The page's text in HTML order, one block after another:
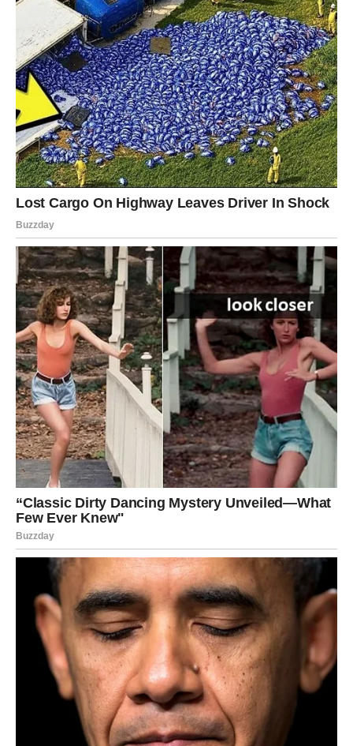
Ako ste dugo sumnjali u nečije emocije, sada više neće
biti mjesta za nesigurnost.
Sudbina vam pokazuje put prema pravoj
ljubavi
Pred vama su trenuci koje ćete dugo pamtiti.
ŠKORPIJA
Pred vama je veliki emotivni ili životni preokret.
Jedna istina sada vam potpuno mijenja pogled na osobu
ili situaciju iz prošlosti.
Sve što je bilo skriveno izlazi na vidjelo
Pred vama su veoma snažni trenuci.
STRIJELAC
Nova energija donosi vam neočekivane razgovore i
veoma važne spoznaje.
Jedna osoba sada vam otkriva ono što dugo nije imala
hrabrosti reći.
Odgovor koji čekate konačno dolazi
Pred vama su veoma uzbudljivi trenuci.
JARAC
Jarčevi konačno ulaze u period tokom kojeg osjećaju da
život ima mnogo više smisla.